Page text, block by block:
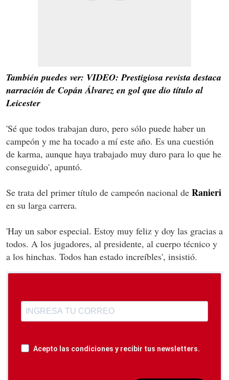
También puedes ver: VIDEO: Prestigiosa revista destaca
narración de Copán Álvarez en gol que dio título al
Leicester
'Sé que todos trabajan duro, pero sólo puede haber un
campeón y me ha tocado a mí este año. Es una cuestión
de karma, aunque haya trabajado muy duro para lo que he
conseguido', apuntó.
Se trata del primer título de campeón nacional de Ranieri
en su larga carrera.
'Hay un sabor especial. Estoy muy feliz y doy las gracias a
todos. A los jugadores, al presidente, al cuerpo técnico y
a los hinchas. Todos han estado increíbles', insistió.
Acepto las condiciones y recibir tus newsletters.